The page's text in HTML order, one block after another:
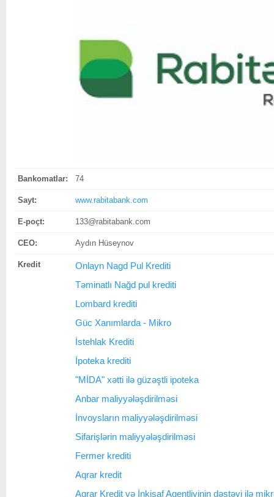
Bankomatlar: 74
Sayt: www.rabitabank.com
E-poçt: 133@rabitabank.com
CEO: Aydın Hüseynov
Kredit
Onlayn Nagd Pul Krediti
Təminatlı Nağd pul krediti
Lombard krediti
Güc Xanımlarda - Mikro
İstehlak Krediti
İpoteka krediti
"MİDA" xətti ilə güzəştli ipoteka
Anbar maliyyələşdirilməsi
İnvoysların maliyyələşdirilməsi
Sifarişlərin maliyyələşdirilməsi
Fermer krediti
Aqrar kredit
Aqrar Kredit və İnkişaf Agentliyinin dəstəyi ilə